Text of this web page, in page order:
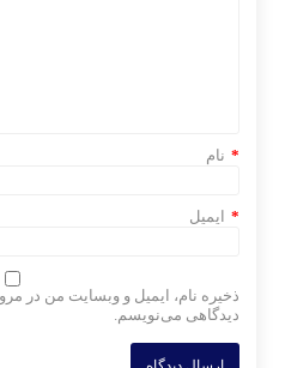
نام *
ایمیل *
ذخیره نام، ایمیل و وبسایت من در
دیدگاهی می‌نویسم.